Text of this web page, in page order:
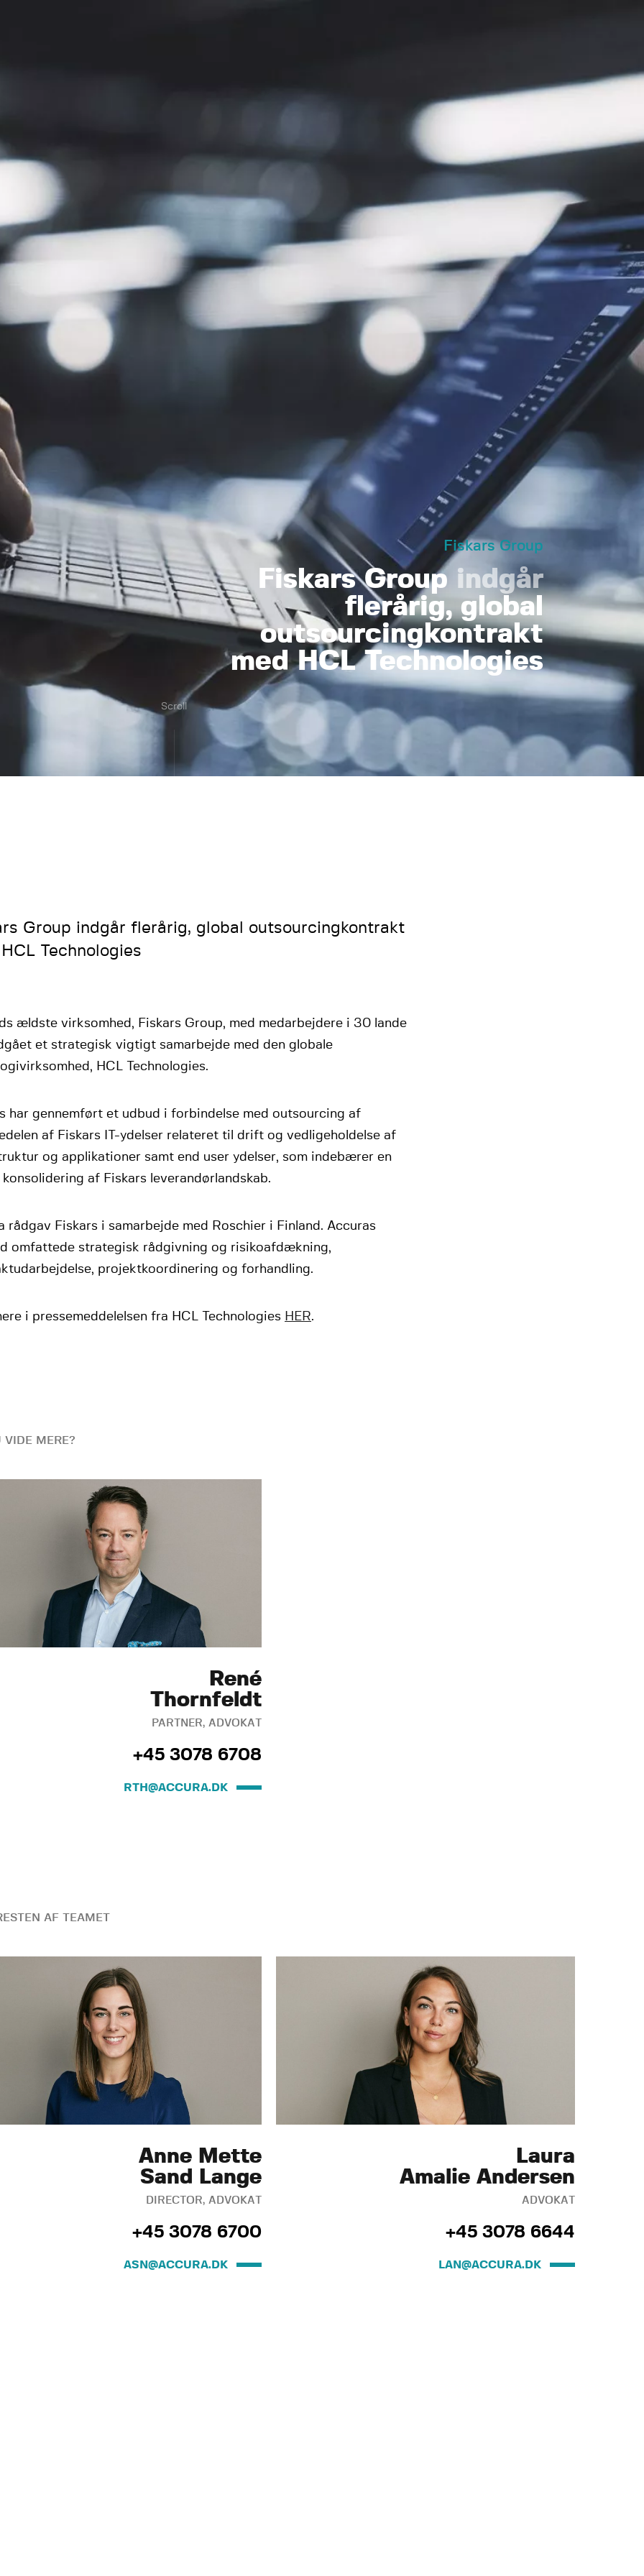
Fiskars Group
Fiskars Group indgår
flerårig, global
outsourcingkontrakt
med HCL Technologies
Scroll
Group indgår flerårig, global outsourcingkontrakt
Technologies
ældste virksomhed, Fiskars Group, med medarbejdere i 30 lande
et strategisk vigtigt samarbejde med den globale
HCL Technologies.
har gennemført et udbud i forbindelse med outsourcing af
af Fiskars IT-ydelser relateret til drift og vedligeholdelse af
og applikationer samt end user ydelser, som indebærer en
af Fiskars leverandørlandskab.
rådgav Fiskars i samarbejde med Roschier i Finland. Accuras
omfattede strategisk rådgivning og risikoafdækning,
projektkoordinering og forhandling.
i pressemeddelelsen fra HCL Technologies HER.
VIDE MERE?
René
Thornfeldt
PARTNER, ADVOKAT
+45 3078 6708
RTH@ACCURA.DK
AF TEAMET
Anne Mette
Sand Lange
DIRECTOR, ADVOKAT
+45 3078 6700
ASN@ACCURA.DK
Laura
Amalie Andersen
ADVOKAT
+45 3078 6644
LAN@ACCURA.DK